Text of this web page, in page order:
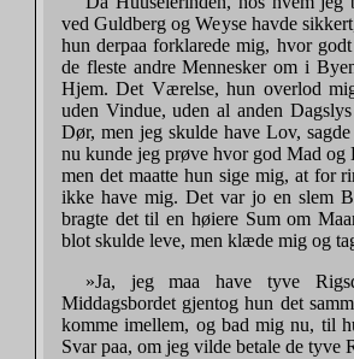
ved Guldberg og Weyse havde
hun derpaa forklarede mig, hvor
de fleste andre Mennesker om i
Hjem. Det Værelse, hun overlod
uden Vindue, uden al anden
Dør, men jeg skulde have Lov,
nu kunde jeg prøve hvor god Mad og
men det maatte hun sige mig, at for
ikke have mig. Det var jo en slem
bragte det til en høiere Sum om
blot skulde leve, men klæde mig og
»Ja, jeg maa have tyve
Middagsbordet gjentog hun det
komme imellem, og bad mig nu, til
Svar paa, om jeg vilde betale de tyve